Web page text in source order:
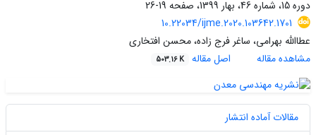
دوره 15، شماره 46، بهار 1399، صفحه
19-26
10.22034/ijme.2020.103642.1701
عطاالله بهرامی، ساغر فرج زاده، محسن افتخاری
مشاهده مقاله
اصل مقاله 503.16 K
مقالات آماده انتشار